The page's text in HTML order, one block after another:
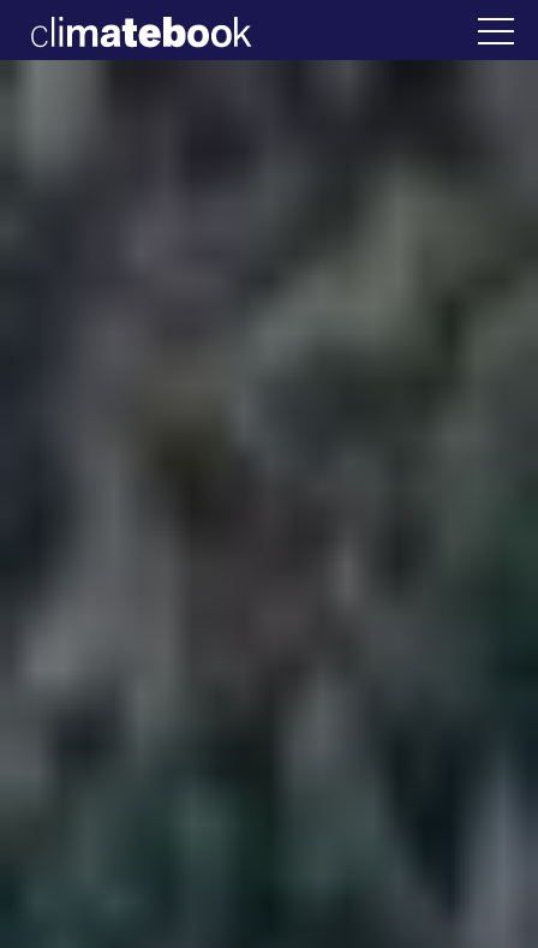
22 ΙΑΝ 2026 2025 Η άβολη αλήθεια για